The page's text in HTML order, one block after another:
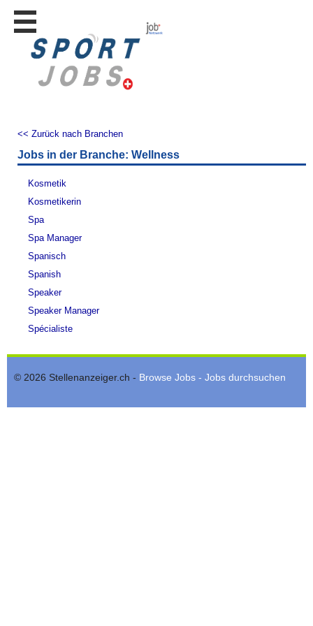
Stellen
finden
inserieren
Personalberatungen
Tipp's
WERBUNG
JOB-
Lehrstellen
finden
Lehrstellen
gratis
inserieren
<< Zurück nach Branchen
Jobs in der Branche: Wellness
Kosmetik
Kosmetikerin
Spa
Spa Manager
Spanisch
Spanish
Speaker
Speaker Manager
Spécialiste
© 2026 Stellenanzeiger.ch - Browse Jobs - Jobs durchsuchen